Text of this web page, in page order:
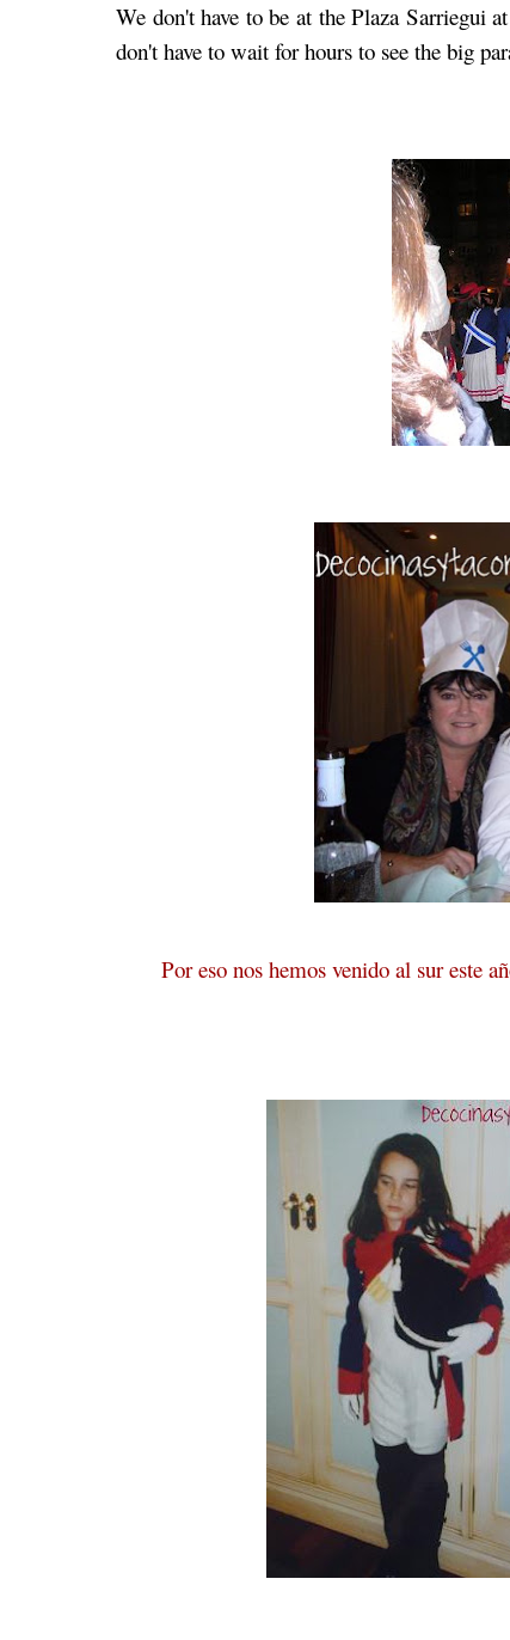
We don't have to be at the Plaza Sarriegui
don't have to wait for hours to see the big
Por eso nos hemos venido al sur este